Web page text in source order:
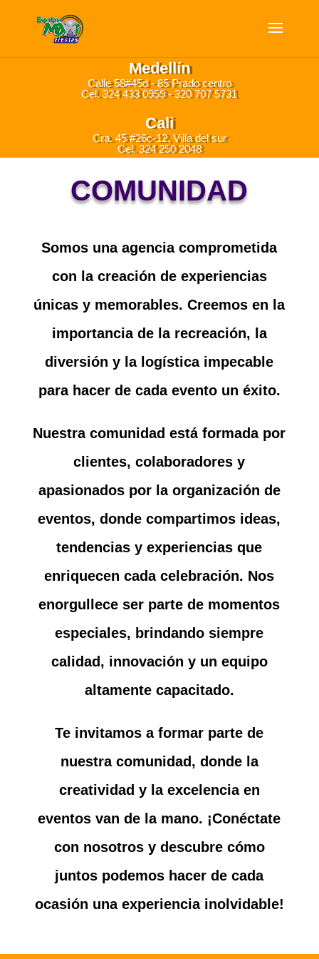
Medellín
Calle 58#45d - 85 Prado centro
Cel. 324 433 0959 - 320 707 5731
Cali
Cra. 45 #26c-12, Villa del sur
Cel. 324 250 2048
COMUNIDAD
Somos una agencia comprometida
con la creación de experiencias
únicas y memorables. Creemos en la
importancia de la recreación, la
diversión y la logística impecable
para hacer de cada evento un éxito.
Nuestra comunidad está formada por
clientes, colaboradores y
apasionados por la organización de
eventos, donde compartimos ideas,
tendencias y experiencias que
enriquecen cada celebración. Nos
enorgullece ser parte de momentos
especiales, brindando siempre
calidad, innovación y un equipo
altamente capacitado.
Te invitamos a formar parte de
nuestra comunidad, donde la
creatividad y la excelencia en
eventos van de la mano. ¡Conéctate
con nosotros y descubre cómo
juntos podemos hacer de cada
ocasión una experiencia inolvidable!